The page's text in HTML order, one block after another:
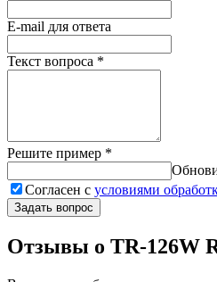
E-mail для ответа
Текст вопроса *
Решите пример *
Согласен с условиями
Задать вопрос
Отзывы о TR-126W